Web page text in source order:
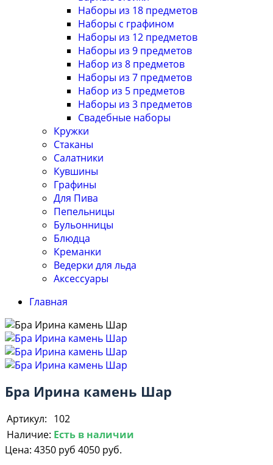
Наборы из 18 предметов
Наборы с графином
Наборы из 12 предметов
Наборы из 9 предметов
Набор из 8 предметов
Наборы из 7 предметов
Набор из 5 предметов
Наборы из 3 предметов
Свадебные наборы
Кружки
Стаканы
Салатники
Кувшины
Графины
Для Пива
Пепельницы
Бульонницы
Блюдца
Креманки
Ведерки для льда
Аксессуары
Главная
Бра Ирина камень Шар
Артикул: 102
Наличие: Есть в наличии
Цена: 4350 руб 4050 руб.